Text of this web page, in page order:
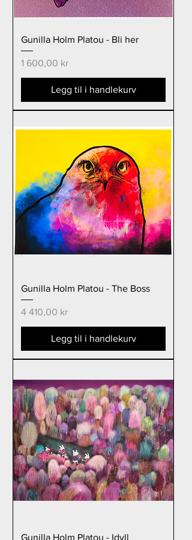
Gunilla Holm Platou - Bli her
Pris
1 600,00 kr
Legg til i handlekurv
Gunilla Holm Platou - The Boss
Pris
4 410,00 kr
Legg til i handlekurv
Gunilla Holm Platou - Idyll